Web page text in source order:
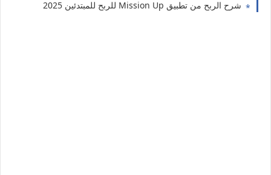
شرح الربح من تطبيق Mission Up للربح للمبتدئين 2025